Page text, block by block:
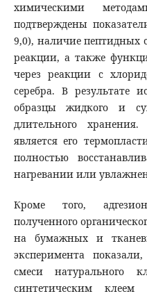
химическими
подтверждены
9,0), наличие пептидных
реакции, а также
через реакции с
серебра. В результате
образцы жидкого и
длительного
является его
полностью
нагревании или
Кроме того,
полученного
на бумажных и
эксперимента
смеси
синтетическим